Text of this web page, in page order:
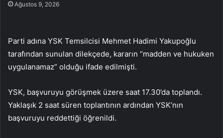
Ağustos 9, 2026
Parti adına YSK Temsilcisi Mehmet Hadimi Yakupoğlu
tarafından sunulan dilekçede, kararın “madden ve hukuken
uygulanamaz” olduğu ifade edilmişti.
YSK, başvuruyu görüşmek üzere saat 17.30’da toplandı.
Yaklaşık 2 saat süren toplantının ardından YSK’nın
başvuruyu reddettiği öğrenildi.